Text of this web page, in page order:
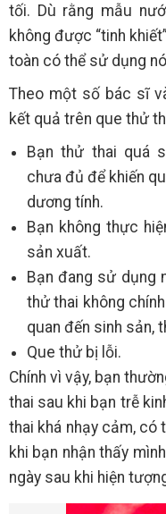
tối. Dù rằng mẫu
không được “tinh
toàn có thể sử dụng
Theo một số bác sĩ
kết quả trên que thử
Bạn thử thai quá
chưa đủ để khiến
dương tính.
Bạn không thực
sản xuất.
Bạn đang sử dụng
thử thai không
quan đến sinh sản,
Que thử bị lỗi.
Chính vì vậy, bạn
thai sau khi bạn trễ
thai khá nhạy cảm,
khi bạn nhận thấy
ngày sau khi hiện